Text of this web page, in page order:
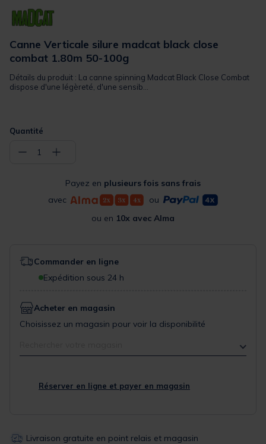
Canne Verticale silure madcat black close
combat 1.80m 50-100g
Détails du produit : La canne spinning Madcat Black Close Combat
dispose d'une légèreté, d'une sensib...
Quantité
− 1 +
Payez en plusieurs fois sans frais
avec
ou
ou en 10x avec Alma
Commander en ligne
Expédition sous 24 h
Acheter en magasin
Choisissez un magasin pour voir la disponibilité
Réserver en ligne et payer en magasin
Livraison gratuite en point relais et magasin